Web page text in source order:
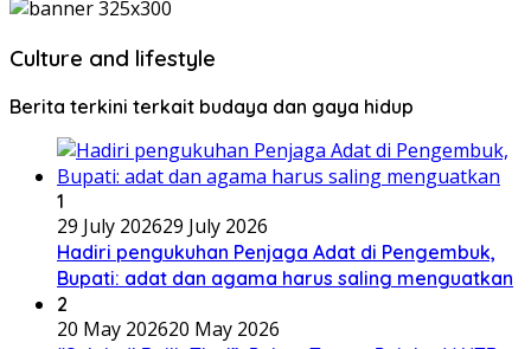
Culture and lifestyle
Berita terkini terkait budaya dan gaya hidup
1
29 July 202629 July 2026
Hadiri pengukuhan Penjaga Adat di Pengembuk,
Bupati: adat dan agama harus saling menguatkan
2
20 May 202620 May 2026